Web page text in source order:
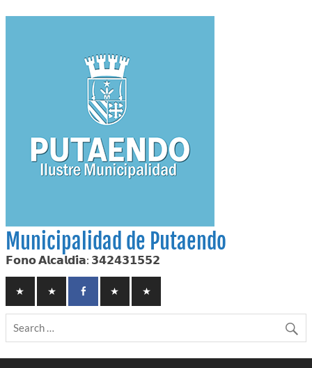
to
Municipalidad de Putaendo
𝗙𝗼𝗻𝗼 𝗔𝗹𝗰𝗮𝗹𝗱𝗶́𝗮: 𝟯𝟰𝟮𝟰𝟯𝟭𝟱𝟱𝟮